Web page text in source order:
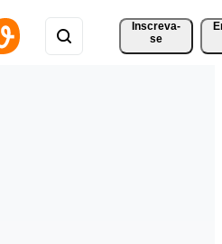
Inscreva-
se